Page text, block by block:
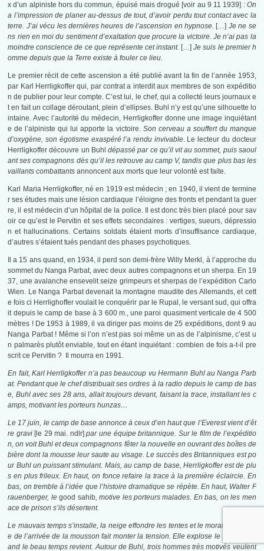
x d’un alpiniste hors du commun, épuisé mais drogué [voir au 9 11 1939] : On
a l’impression de planer au-dessus de tout, d’avoir perdu tout contact avec la
terre. J’ai vécu les dernières heures de l’ascension en hypnose. […] Je ne se
ns rien en moi du sentiment d’exaltation que procure la victoire. Je n’ai pas la
moindre conscience de ce que représente cet instant. […]Je suis le premier h
omme depuis que la Terre existe à fouler ce lieu.
Le premier récit de cette ascension a été publié avant la fin de l’année 1953,
par Karl Herrligkoffer qui, par contrat a interdit aux membres de son expéditio
n de publier pour leur compte. C’est lui, le chef, qui a collecté leurs journaux e
t en fait un collage déroutant, plein d’ellipses. Buhl n’y est qu’une silhouette lo
intaine. Avec l’autorité du médecin, Herrligkoffer donne une image inquiétant
e de l’alpiniste qui lui apporte la victoire. Son cerveau a souffert du manque
d’oxygène, son égotisme exaspéré l’a rendu invivable. Le lecteur du docteur
Herrligkoffer découvre un Buhldépassé par ce qu’il vit au sommet, puis saoul
ant ses compagnons dès qu’il les retrouve au camp V, tandis que plus bas les
vaillants combattants annoncent aux morts que leur volonté est faite.
Karl Maria Herrligkoffer, né en 1919 est médecin ; en 1940, il vient de termine
r ses études mais une lésion cardiaque l’éloigne des fronts et pendant la guer
re, il est médecin d’un hôpital de la police. Il est donc très bien placé pour sav
oir ce qu’est le Pervitin et ses effets secondaires : vertiges, sueurs, dépressio
n et hallucinations. Certains soldats étaient morts d’insuffisance cardiaque,
d’autres s’étaient tués pendant des phases psychotiques.
Il a 15 ans quand, en 1934, il perd son demi-frère Willy Merkl, à l’approche du
sommet du Nanga Parbat, avec deux autres compagnons et un sherpa. En 19
37, une avalanche ensevelit seize grimpeurs et sherpas de l’expédition Carlo
Wien. Le Nanga Parbat devenait la montagne maudite des Allemands, et cett
e fois ci Herrlighoffer voulait le conquérir par le Rupal, le versant sud, qui offra
it depuis le camp de base à 3 600 m., une paroi quasiment verticale de 4 500
mètres ! De 1953 à 1989, il va diriger pas moins de 25 expéditions, dont 9 au
Nanga Parbat ! Même si l’on n’est pas soi même un as de l’alpinisme, c’est u
n palmarès plutôt enviable, tout en étant inquiétant : combien de fois a-t-il pre
scrit ce Pervitin ? Il mourra en 1991.
En fait, Karl Herrligkoffer n’a pas beaucoup vu Hermann Buhl au Nanga Parb
at. Pendant que le chef distribuait ses ordres à la radio depuis le camp de bas
e, Buhl avec ses 28 ans, allait toujours devant, faisant la trace, installant les c
amps, motivant les porteurs hunzas…
Le 17 juin, le camp de base annonce à ceux d’en haut que l’Everest vient d’êt
re gravi [le 29 mai. ndlr] par une équipe britannique. Sur le film de l’expéditio
n, on voit Buhl et deux compagnons fêter la nouvelle en ouvrant des boîtes de
bière dont la mousse leur saute au visage. Le succès des Britanniques est po
ur Buhl un puissant stimulant. Mais, au camp de base, Herrligkoffer est de plu
s en plus frileux. En haut, on fonce refaire la trace à la première éclaircie. En
bas, on tremble à l’idée que l’histoire dramatique se répète. En haut, Walter F
rauenberger, legood sahib, motive les porteurs malades. En bas, on les men
ace de prison s’ils désertent.
Le mauvais temps s’installe, la neige effondre les tentes et le moral, l’angoiss
e de l’arrivée de la mousson fait monter la tension. Elle explose le 30 juin, qu
and le beau temps revient. Autour de Buhl, trois hommes très motivés veulent